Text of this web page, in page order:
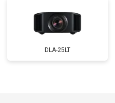
DLA-25LT